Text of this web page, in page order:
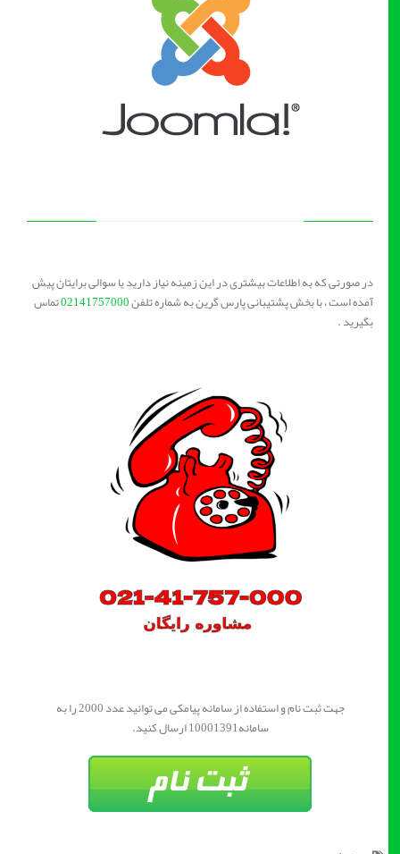
در صورتی که به اطلاعات بیشتری در این زمینه نیاز دارید یا سوالی برایتان پیش
آمده است ، با بخش پشتیبانی پارس گرین به شماره تلفن02141757000تماس
بگیرید .
جهت ثبت نام و استفاده از سامانه پیامکی می توانید عدد 2000 را به
سامانه10001391 ارسال کنید.